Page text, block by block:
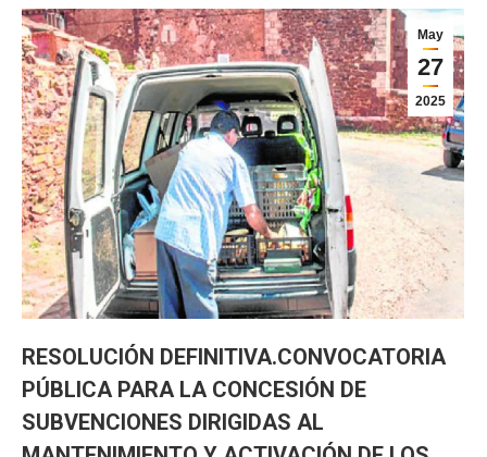
May
27
2025
RESOLUCIÓN DEFINITIVA.CONVOCATORIA
PÚBLICA PARA LA CONCESIÓN DE
SUBVENCIONES DIRIGIDAS AL